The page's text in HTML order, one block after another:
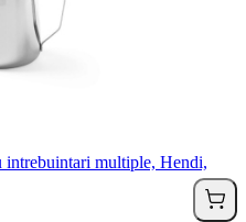
intrebuintari multiple, Hendi,